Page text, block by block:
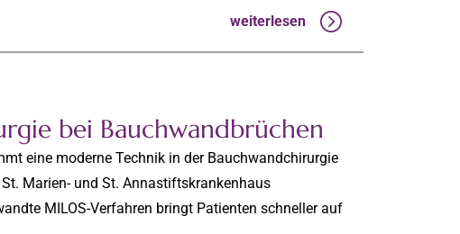
weiterlesen
bei Bauchwandbrüchen
eine moderne Technik in der Bauchwandchirurgie
Marien- und St. Annastiftskrankenhaus
MILOS-Verfahren bringt Patienten schneller auf